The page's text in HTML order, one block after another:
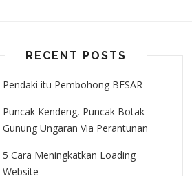
RECENT POSTS
Pendaki itu Pembohong BESAR
Puncak Kendeng, Puncak Botak
Gunung Ungaran Via Perantunan
5 Cara Meningkatkan Loading
Website